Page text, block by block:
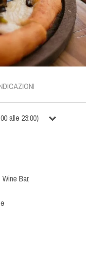
alle 23:00)
Wine Bar,